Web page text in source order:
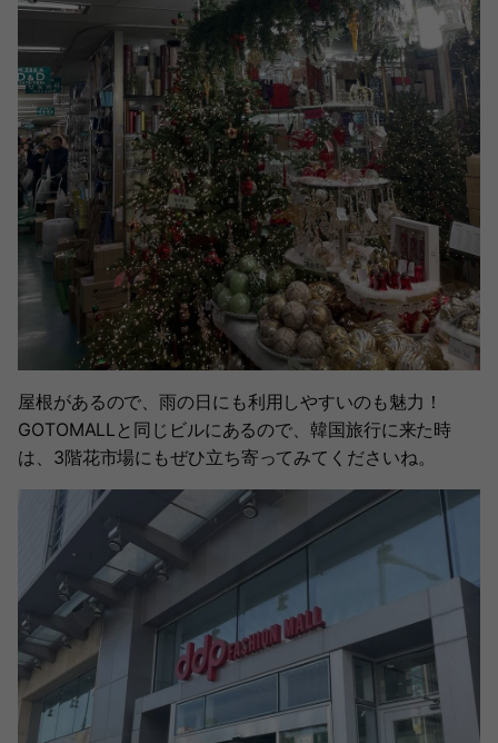
屋根があるので、雨の日にも利用しやすいのも魅力！
GOTOMALLと同じビルにあるので、韓国旅行に来た時
は、3階花市場にもぜひ立ち寄ってみてくださいね。